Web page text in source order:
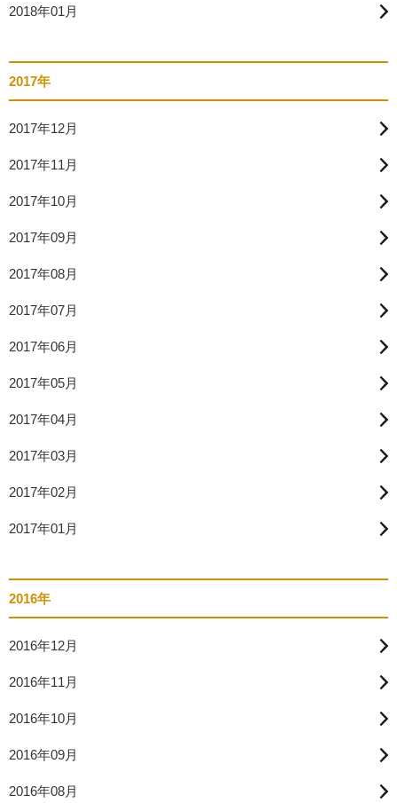
2018年01月
2017年
2017年12月
2017年11月
2017年10月
2017年09月
2017年08月
2017年07月
2017年06月
2017年05月
2017年04月
2017年03月
2017年02月
2017年01月
2016年
2016年12月
2016年11月
2016年10月
2016年09月
2016年08月